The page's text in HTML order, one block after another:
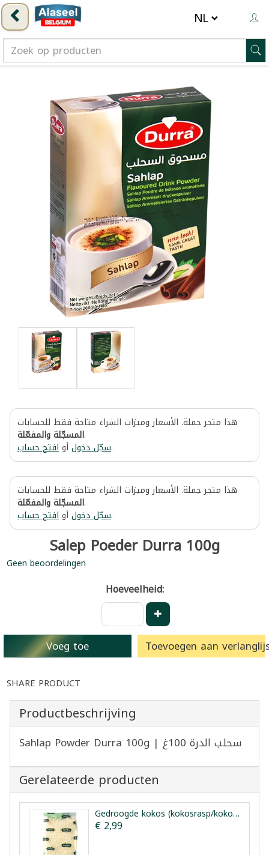
هذا متجر جملة. الأسعار وميزات الشراء متاحة فقط للحسابات
المسجّلة والمفعّلة.
سجّل دخولأوافتح حساب .
هذا متجر جملة. الأسعار وميزات الشراء متاحة فقط للحسابات
المسجّلة والمفعّلة.
سجّل دخولأوافتح حساب .
Salep Poeder Durra 100g
Geen beoordelingen
Hoeveelheid:
Voeg toe Toevoegen aan
SHARE PRODUCT
Productbeschrijving
Sahlap Powder Durra 100g | سحلب الدرة 100غ
Gerelateerde producten
Gedroogde kokos (kokosrasp/kokospoeder) Tazeden 150 g
€ 2,99